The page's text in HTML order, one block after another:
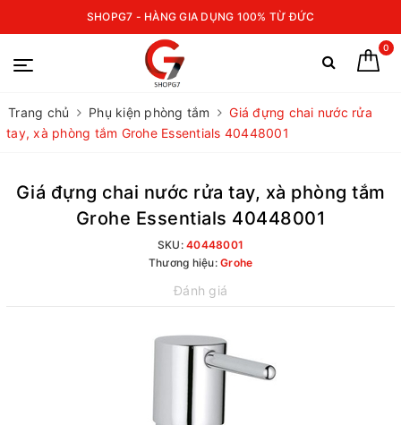
SHOPG7 - HÀNG GIA DỤNG 100% TỪ ĐỨC
0
Trang chủ Phụ kiện phòng tắm
Giá đựng chai nước rửa
tay, xà phòng tắm Grohe Essentials 40448001
Giá đựng chai nước rửa tay, xà phòng tắm
Grohe Essentials 40448001
SKU:40448001
Thương hiệu: Grohe
Đánh giá